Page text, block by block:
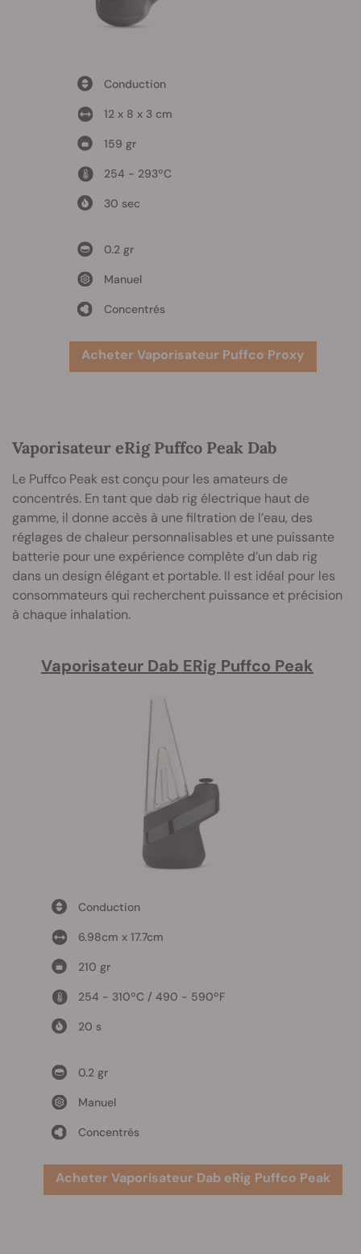
Conduction
12 x 8 x 3 cm
159 gr
254 - 293ºC
30 sec
0.2 gr
Manuel
Concentrés
Acheter Vaporisateur Puffco Proxy
Vaporisateur eRig Puffco Peak Dab
Le Puffco Peak est conçu pour les amateurs de
concentrés. En tant que dab rig électrique haut de
gamme, il donne accès à une filtration de l’eau, des
réglages de chaleur personnalisables et une puissante
batterie pour une expérience complète d’un dab rig
dans un design élégant et portable. Il est idéal pour les
consommateurs qui recherchent puissance et précision
à chaque inhalation.
Vaporisateur Dab ERig Puffco Peak
Conduction
6.98cm x 17.7cm
210 gr
254 - 310ºC / 490 - 590ºF
20 s
0.2 gr
Manuel
Concentrés
Acheter Vaporisateur Dab eRig Puffco Peak